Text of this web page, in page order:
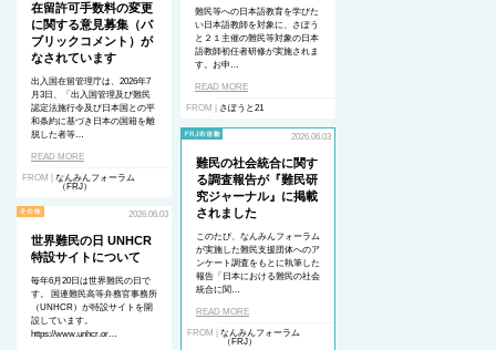
難民等への日本語教育を学びた
い日本語教師を対象に、さぽう
と２１主催の難民等対象の日本
語教師初任者研修が実施されま
す。お申…
READ MORE
FROM | さぽうと21
在留許可手数料の変更
に関する意見募集（パ
ブリックコメント）が
なされています
出入国在留管理庁は、2026年7
月3日、「出入国管理及び難民
認定法施行令及び日本国との平
和条約に基づき日本の国籍を離
脱した者等…
READ MORE
FROM | なんみんフォーラム
（FRJ）
2026.06.03
難民の社会統合に関す
る調査報告が『難民研
究ジャーナル』に掲載
されました
このたび、なんみんフォーラム
が実施した難民支援団体へのア
ンケート調査をもとに執筆した
報告「日本における難民の社会
統合に関…
READ MORE
FROM | なんみんフォーラム
（FRJ）
2026.06.03
世界難民の日 UNHCR
特設サイトについて
毎年6月20日は世界難民の日で
す。 国連難民高等弁務官事務所
（UNHCR）が特設サイトを開
設しています。
https://www.unhcr.or…